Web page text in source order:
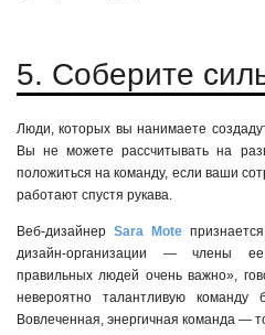
5. Соберите
Люди, которых вы нанимаете
Вы не можете рассчитывать на
положиться на команду, если ваши
работают спустя рукава.
Веб-дизайнер Sara Mote
дизайн-организации — члены
правильных людей очень важно»,
невероятно талантливую
Вовлеченная, энергичная команда —